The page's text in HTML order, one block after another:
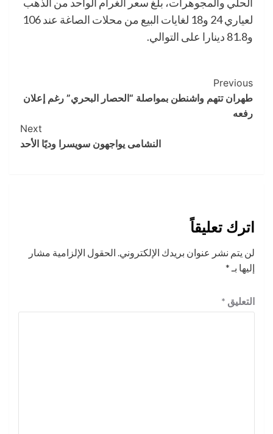
لعياري 24 و18 لغايات البيع من محلات الصاغة عند 106
و81.8 دينارا على التوالي.
Post
Navigation
Previous
طهران تتهم واشنطن بمواصلة “الحصار البحري” رغم إعلان
رفعه
Next
النشامى يواجهون سويسرا وديًا الأحد
اترك تعليقاً
لن يتم نشر عنوان بريدك الإلكتروني. الحقول الإلزامية مشار
إليها بـ *
التعليق *